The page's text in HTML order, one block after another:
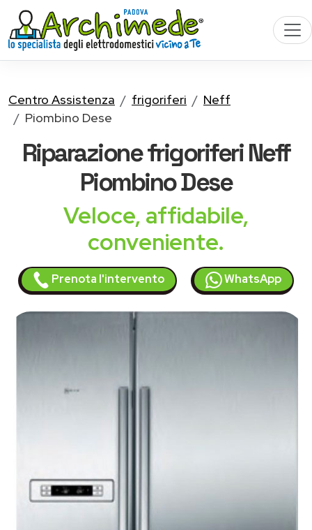
Centro Assistenza frigoriferi
Neff
Piombino Dese
Riparazionefrigoriferi Neff
Piombino Dese
Veloce, affidabile,
conveniente.
Prenota l'intervento WhatsApp